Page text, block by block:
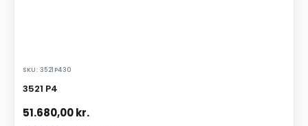
SKU: 3521P430
3521 P4
51.680,00kr.